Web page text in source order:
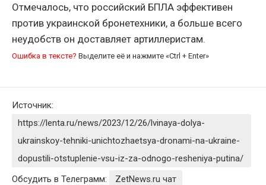
Отмечалось, что российский БПЛА эффективен
против украинской бронетехники, а больше всего
неудобств он доставляет артиллеристам.
Ошибка в тексте? Выделите её и нажмите «Ctrl + Enter»
Источник:
https://lenta.ru/news/2023/12/26/lvinaya-dolya-
ukrainskoy-tehniki-unichtozhaetsya-dronami-na-ukraine-
dopustili-otstuplenie-vsu-iz-za-odnogo-resheniya-putina/
Обсудить в Телеграмм:
ZetNews.ru чат